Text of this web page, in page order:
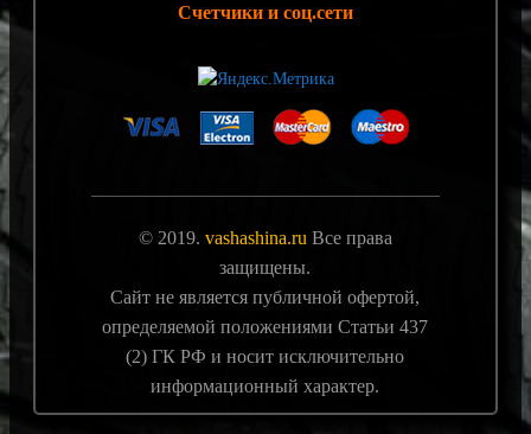
Счетчики и соц.сети
© 2019. vashashina.ru Все права
защищены.
Сайт не является публичной офертой,
определяемой положениями Статьи 437
(2) ГК РФ и носит исключительно
информационный характер.